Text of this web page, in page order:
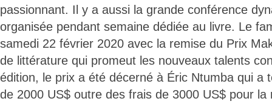
passionnant. Il y a aussi la grande conférence
organisée pendant semaine dédiée au livre. Le
samedi 22 février 2020 avec la remise du Prix
de littérature qui promeut les nouveaux talents
édition, le prix a été décerné à Éric Ntumba qui a
de 2000 US$ outre des frais de 3000 US$ pour la